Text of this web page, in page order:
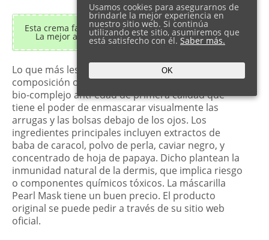
Esta crema facial antiarrugas ya no está disponible.
La mejor alternativa es la cremaBeauty Derm.
Lo que más les gusta a los usuarios es la
composición orgánica. Pearl Mask cuenta con un
bio-complejo anti-edad de primera calidad que
tiene el poder de enmascarar visualmente las
arrugas y las bolsas debajo de los ojos. Los
ingredientes principales incluyen extractos de
baba de caracol, polvo de perla, caviar negro, y
concentrado de hoja de papaya. Dicho plantean la
inmunidad natural de la dermis, que implica riesgo
o componentes químicos tóxicos. La máscarilla
Pearl Mask tiene un buen precio. El producto
original se puede pedir a través de su sitio web
oficial.
Usamos cookies para asegurarnos de
brindarle la mejor experiencia en
nuestro sitio web. Si continúa
utilizando este sitio, asumiremos que
está satisfecho con él. Saber más.
OK